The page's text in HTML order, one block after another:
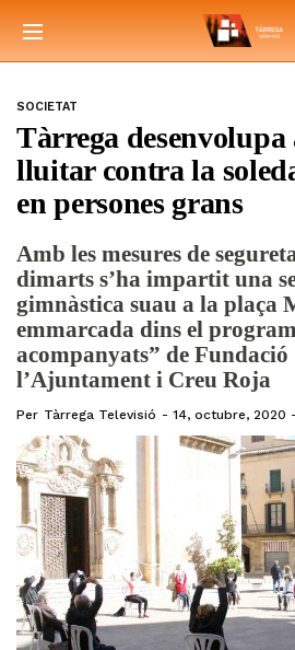
SOCIETAT
Tàrrega
lluitar contra la
en persones grans
Amb les mesures de
dimarts s’ha impartit una
gimnàstica suau a la plaça
emmarcada dins el
acompanyats” de Fundació
l’Ajuntament i Creu Roja
Per Tàrrega Televisió 14, octubre, 2020